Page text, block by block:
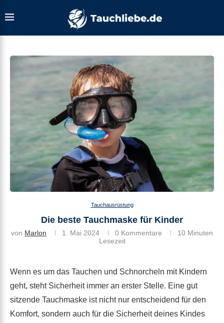
Tauchausrüstung
Die beste Tauchmaske für Kinder
von Marlon 1. Mai 2024 0 Kommentare
10 Minuten
Lesezeit
Wenn es um das Tauchen und Schnorcheln mit Kindern
geht, steht Sicherheit immer an erster Stelle. Eine gut
sitzende Tauchmaske ist nicht nur entscheidend für den
Komfort, sondern auch für die Sicherheit deines Kindes